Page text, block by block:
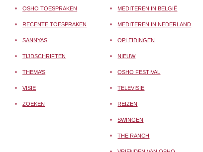
OSHO TOESPRAKEN
RECENTE TOESPRAKEN
SANNYAS
TIJDSCHRIFTEN
THEMA’S
VISIE
ZOEKEN
MEDITEREN IN BELGIË
MEDITEREN IN NEDERLAND
OPLEIDINGEN
NIEUW
OSHO FESTIVAL
TELEVISIE
REIZEN
SWINGEN
THE RANCH